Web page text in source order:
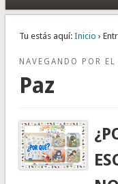
Tu estás aquí: Inicio ›
NAVEGANDO POR
Paz